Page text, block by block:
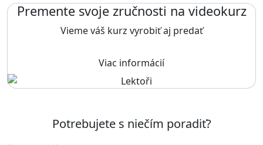
Premente svoje zručnosti na videokurz
Vieme váš kurz vyrobiť aj predať
Viac informácií
Potrebujete s niečím poradiť?